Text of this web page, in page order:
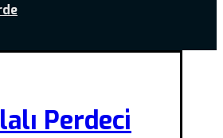
Perdeci